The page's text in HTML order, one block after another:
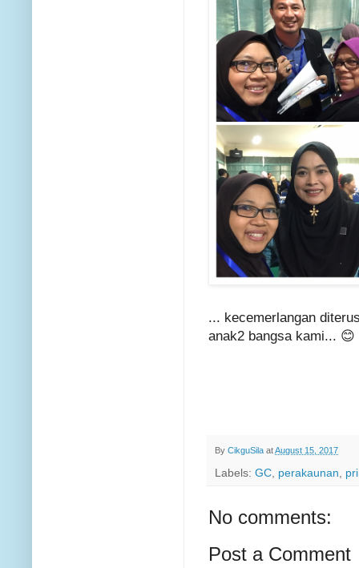
... kecemerlangan
anak2 bangsa kami... 😊
By CikguSila atAugust 15, 2017
Labels: GC perakaunan
No comments:
Post a Comment